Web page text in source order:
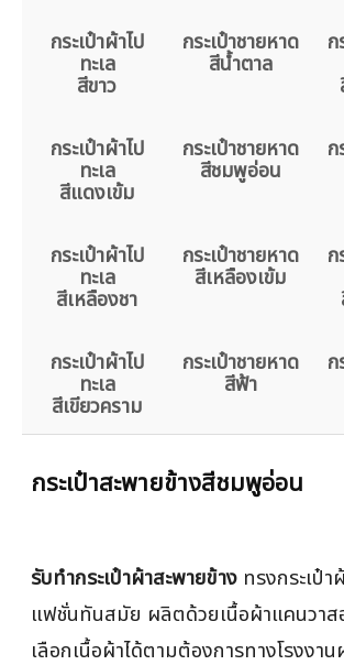
กระเป๋าผ้าไป
ทะเล
สีขาว
กระเป๋าชายหาด
สีน้ำตาล
ก
กระเป๋าผ้าไป
ทะเล
สีแดงเข้ม
กระเป๋าชายหาด
สีชมพูอ่อน
ก
กระเป๋าผ้าไป
ทะเล
สีเหลืองชา
กระเป๋าชายหาด
สีเหลืองเข้ม
ก
กระเป๋าผ้าไป
ทะเล
สีเขียวคราม
กระเป๋าชายหาด
สีฟ้า
ก
กระเป๋าสะพายข้างสีชมพูอ่อน
รับทำกระเป๋าผ้าสะพายข้าง ทรงกระเป๋
แฟชั่นทันสมัย ผลิตด้วยเนื้อผ้าแคนวาส
เลือกเนื้อผ้าได้ตามต้องการทางโรงงา